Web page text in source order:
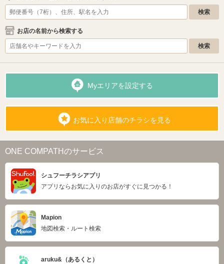
お店の名前から検索する
Myエリアを設定する
お気に入り店舗のチラシを見る
ONE COMPATHのサービス
シュフーチラシアプリ
アプリならお気に入りのお店がすぐに見つかる！
Mapion
地図検索・ルート検索
aruku&（あるくと）